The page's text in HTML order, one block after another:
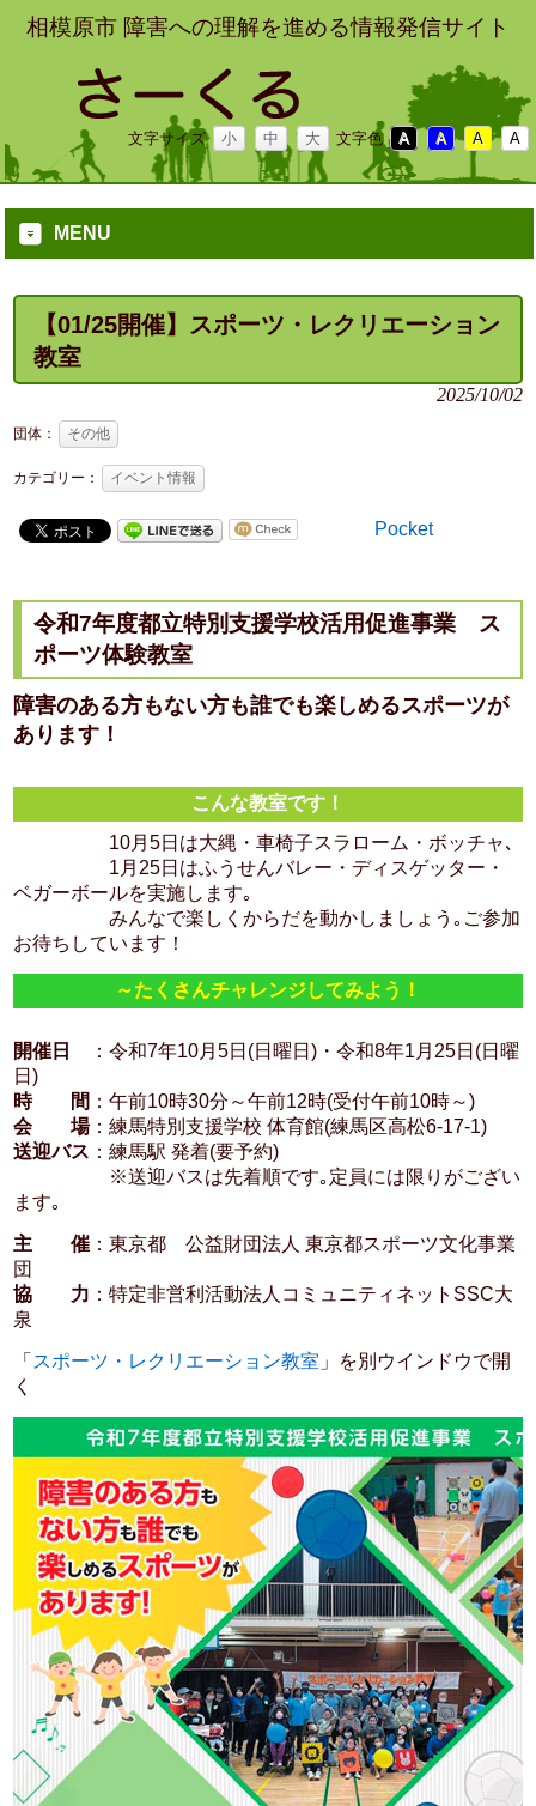
相模原市 障害への理解を進める情報発信サイト
文字サイズ 小 中 大 文字色 A A A A
MENU
【01/25開催】スポーツ・レクリエーション
教室
2025/10/02
団体： その他
カテゴリー： イベント情報
Pocket
令和7年度都立特別支援学校活用促進事業 ス
ポーツ体験教室
障害のある方もない方も誰でも楽しめるスポーツが
あります！
こんな教室です！
10月5日は大縄・車椅子スラローム・ボッチャ､
1月25日はふうせんバレー・ディスゲッター・
ベガーボールを実施します｡
みんなで楽しくからだを動かしましょう｡ご参加
お待ちしています！
～たくさんチャレンジしてみよう！
開催日
：令和7年10月5日(日曜日)・令和8年1月25日(日曜
日)
時 間 ：午前10時30分～午前12時(受付午前10時～)
会 場：練馬特別支援学校 体育館(練馬区高松6-17-1)
送迎バス ：練馬駅 発着(要予約)
※送迎バスは先着順です｡定員には限りがござい
ます｡
主 催 ：東京都 公益財団法人 東京都スポーツ文化事業
団
協 力 ：特定非営利活動法人コミュニティネットSSC大
泉
「 スポーツ・レクリエーション教室 」を別ウインドウで開
く